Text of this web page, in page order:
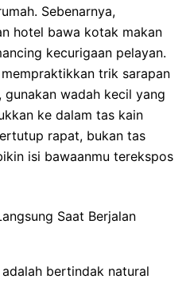
Sebenarnya,
hotel bawa kotak makan
kecurigaan pelayan.
trik sarapan
wadah kecil yang
ke dalam tas kain
rapat, bukan tas
isi bawaanmu terekspos
Saat Berjalan
bertindak natural